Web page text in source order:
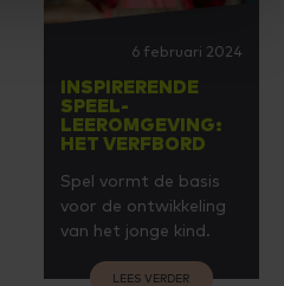
6 februari 2024
INSPIRERENDE
SPEEL-
LEEROMGEVING:
HET VERFBORD
Spel vormt de basis
voor de ontwikkeling
van het jonge kind.
LEES VERDER